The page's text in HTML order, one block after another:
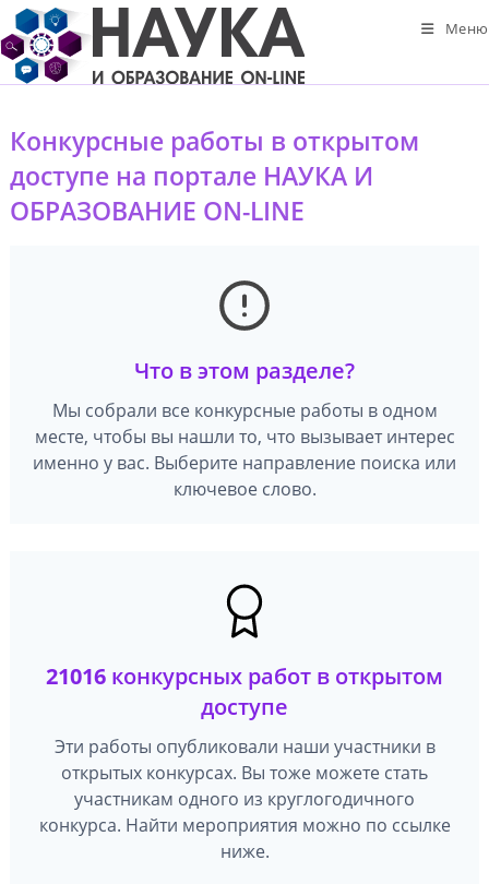
Перейти
к
содержимому
Меню
Конкурсные работы в открытом
доступе на портале НАУКА И
ОБРАЗОВАНИЕ ON-LINE
Что в этом разделе?
Мы собрали все конкурсные работы в одном
месте, чтобы вы нашли то, что вызывает интерес
именно у вас. Выберите направление поиска или
ключевое слово.
21016 конкурсных работ в открытом
доступе
Эти работы опубликовали наши участники в
открытых конкурсах. Вы тоже можете стать
участникам одного из круглогодичного
конкурса. Найти мероприятия можно по ссылке
ниже.